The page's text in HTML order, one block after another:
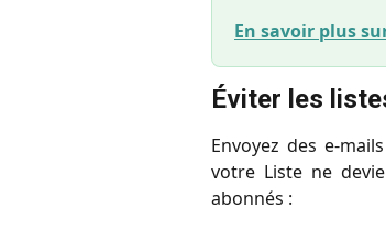
En savoir plus
Éviter les
Envoyez des e-
votre Liste ne
abonnés :